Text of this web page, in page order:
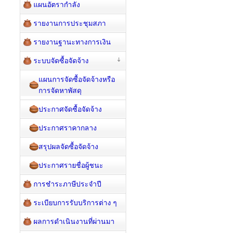
แผนอัตรากำลัง
รายงานการประชุมสภา
รายงานฐานะทางการเงิน
ระบบจัดซื้อจัดจ้าง
แผนการจัดซื้อจัดจ้างหรือ
การจัดหาพัสดุ
ประกาศจัดซื้อจัดจ้าง
ประกาศราคากลาง
สรุปผลจัดซื้อจัดจ้าง
ประกาศรายชื่อผู้ชนะ
การชำระภาษีประจำปี
ระเบียบการรับบริการต่าง ๆ
ผลการดำเนินงานที่ผ่านมา